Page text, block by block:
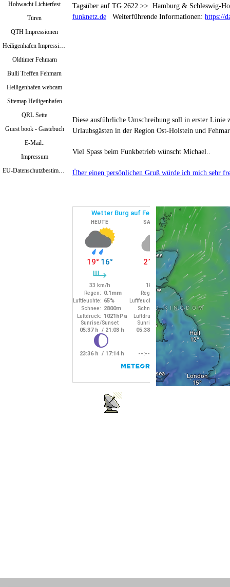
Hohwacht Lichterfest
Türen
QTH Impressionen
Heiligenhafen Impressionen
Oldtimer Fehmarn
Bulli Treffen Fehmarn
Heiligenhafen webcam
Sitemap Heiligenhafen
QRL Seite
Guest book - Gästebuch
E-Mail..
Impressum
EU-Datenschutzbestimmungen Mai 2018
Tagsüber auf TG 2622 >> Hamburg & Schleswig-
funknetz.de Weiterführende Informationen: https://
Diese ausführliche Umschreibung soll in erster Linie
Urlaubsgästen in der Region Ost-Holstein und
Viel Spass beim Funkbetrieb wünscht Michael..
Über einen persönlichen Gruß würde ich mich sehr